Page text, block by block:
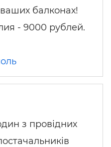
балконах!
- 9000 рублей.
з провідних